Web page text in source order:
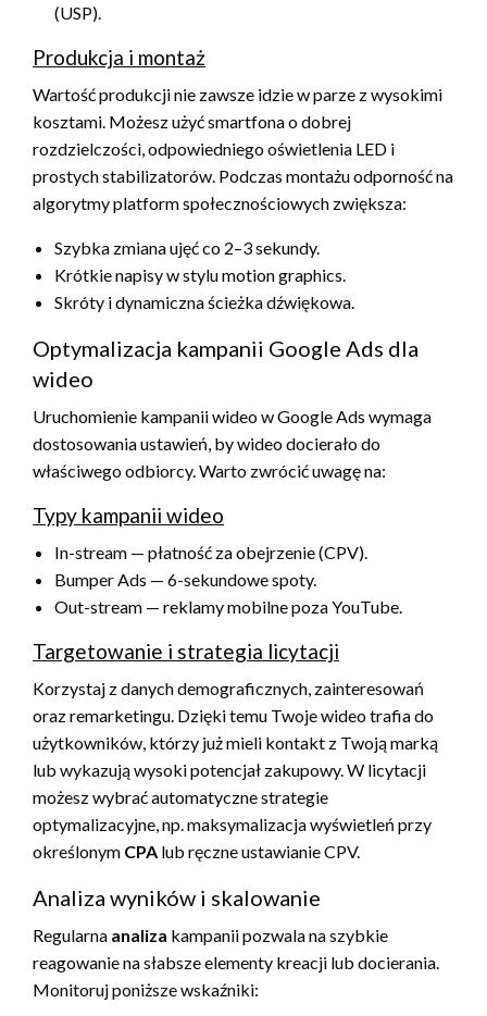
(USP).
Produkcja i montaż
Wartość produkcji nie zawsze idzie w parze z wysokimi
kosztami. Możesz użyć smartfona o dobrej
rozdzielczości, odpowiedniego oświetlenia LED i
prostych stabilizatorów. Podczas montażu odporność na
algorytmy platform społecznościowych zwiększa:
Szybka zmiana ujęć co 2–3 sekundy.
Krótkie napisy w stylu motion graphics.
Skróty i dynamiczna ścieżka dźwiękowa.
Optymalizacja kampanii Google Ads dla
wideo
Uruchomienie kampanii wideo w Google Ads wymaga
dostosowania ustawień, by wideo docierało do
właściwego odbiorcy. Warto zwrócić uwagę na:
Typy kampanii wideo
In-stream — płatność za obejrzenie (CPV).
Bumper Ads — 6-sekundowe spoty.
Out-stream — reklamy mobilne poza YouTube.
Targetowanie i strategia licytacji
Korzystaj z danych demograficznych, zainteresowań
oraz remarketingu. Dzięki temu Twoje wideo trafia do
użytkowników, którzy już mieli kontakt z Twoją marką
lub wykazują wysoki potencjał zakupowy. W licytacji
możesz wybrać automatyczne strategie
optymalizacyjne, np. maksymalizacja wyświetleń przy
określonym CPA lub ręczne ustawianie CPV.
Analiza wyników i skalowanie
Regularna analiza kampanii pozwala na szybkie
reagowanie na słabsze elementy kreacji lub docierania.
Monitoruj poniższe wskaźniki: